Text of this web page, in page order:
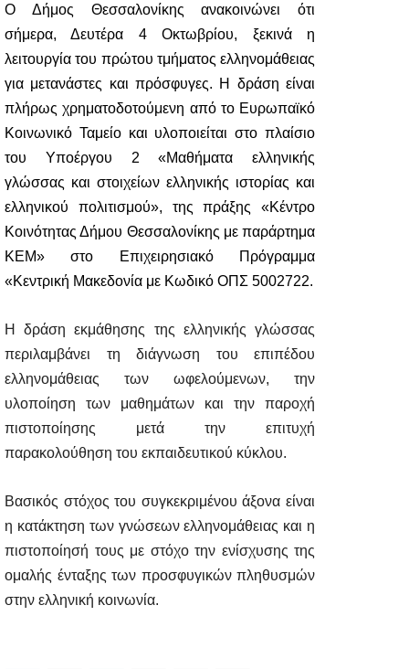
Ο Δήμος Θεσσαλονίκης ανακοινώνει ότι
σήμερα, Δευτέρα 4 Οκτωβρίου, ξεκινά η
λειτουργία του πρώτου τμήματος ελληνομάθειας
για μετανάστες και πρόσφυγες. Η δράση είναι
πλήρως χρηματοδοτούμενη από το Ευρωπαϊκό
Κοινωνικό Ταμείο και υλοποιείται στο πλαίσιο
του Υποέργου 2 «Μαθήματα ελληνικής
γλώσσας και στοιχείων ελληνικής ιστορίας και
ελληνικού πολιτισμού», της πράξης «Κέντρο
Κοινότητας Δήμου Θεσσαλονίκης με παράρτημα
ΚΕΜ» στο Επιχειρησιακό Πρόγραμμα
«Κεντρική Μακεδονία με Κωδικό ΟΠΣ 5002722.
Η δράση εκμάθησης της ελληνικής γλώσσας
περιλαμβάνει τη διάγνωση του επιπέδου
ελληνομάθειας των ωφελούμενων, την
υλοποίηση των μαθημάτων και την παροχή
πιστοποίησης μετά την επιτυχή
παρακολούθηση του εκπαιδευτικού κύκλου.
Βασικός στόχος του συγκεκριμένου άξονα είναι
η κατάκτηση των γνώσεων ελληνομάθειας και η
πιστοποίησή τους με στόχο την ενίσχυσης της
ομαλής ένταξης των προσφυγικών πληθυσμών
στην ελληνική κοινωνία.